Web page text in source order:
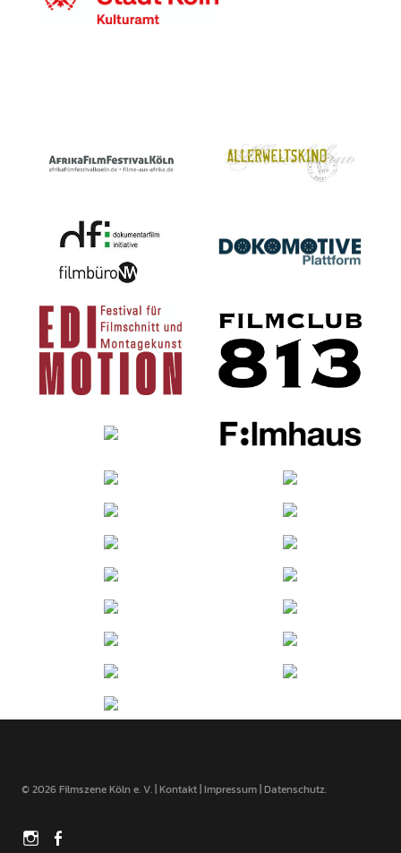
© 2026 Filmszene Köln e. V. |Kontakt|Impressum|Datenschutz